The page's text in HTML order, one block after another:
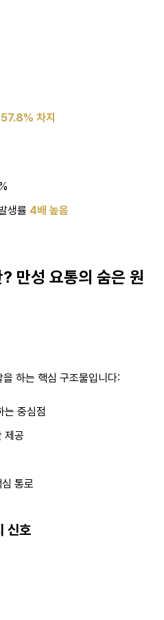
차지
생률 4배 높음
만성 요통의 숨은 원
을 하는 핵심 구조물입니다:
는 중심점
제공
통로
신호